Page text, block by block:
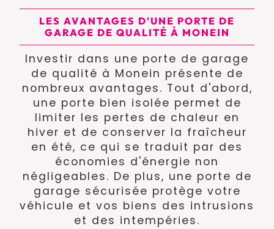
LES AVANTAGES D'UNE PORTE DE
GARAGE DE QUALITÉ À MONEIN
Investir dans une porte de garage
de qualité à Monein présente de
nombreux avantages. Tout d'abord,
une porte bien isolée permet de
limiter les pertes de chaleur en
hiver et de conserver la fraîcheur
en été, ce qui se traduit par des
économies d'énergie non
négligeables. De plus, une porte de
garage sécurisée protège votre
véhicule et vos biens des intrusions
et des intempéries.